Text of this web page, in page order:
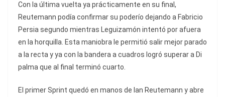
Con la última vuelta ya prácticamente en su final,
Reutemann podía confirmar su poderío dejando a Fabricio
Persia segundo mientras Leguizamón intentó por afuera
en la horquilla. Esta maniobra le permitió salir mejor parado
a la recta y ya con la bandera a cuadros logró superar a Di
palma que al final terminó cuarto.
El primer Sprint quedó en manos de Ian Reutemann y abre